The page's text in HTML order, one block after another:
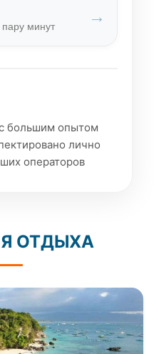
пару минут
→
большим опытом
лично
операторов
ОТДЫХА